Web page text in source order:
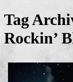
Tag
Rockin’